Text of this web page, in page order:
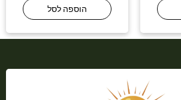
הוספה לסל